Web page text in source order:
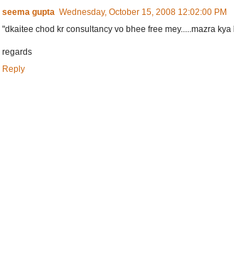
seema gupta Wednesday, October 15, 2008 12:02:00 PM
"dkaitee chod kr consultancy vo bhee free mey.....mazra kya
regards
Reply